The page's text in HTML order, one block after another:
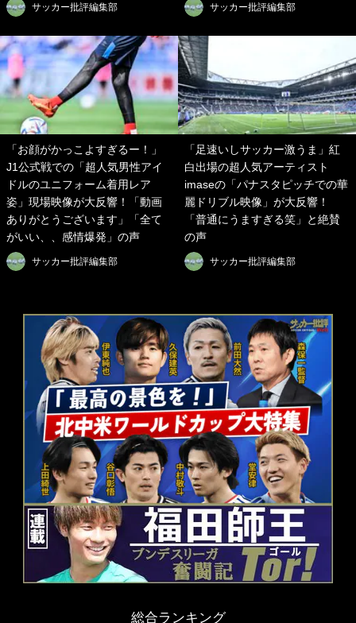
サッカー批評編集部 サッカー批評編集部
「お顔がかっこよすぎるー！」
J1公式戦での「超人気男性アイ
ドルのユニフォーム着用レア
姿」現場映像が大反響！「動画
ありがとうございます」「全て
がいい、、感情爆発」の声
サッカー批評編集部
「足速いしサッカー激うま」紅
白出場の超人気アーティスト
imaseの「パナスタピッチでの華
麗ドリブル映像」が大反響！
「普通にうますぎる笑」と絶賛
の声
サッカー批評編集部
総合ランキング